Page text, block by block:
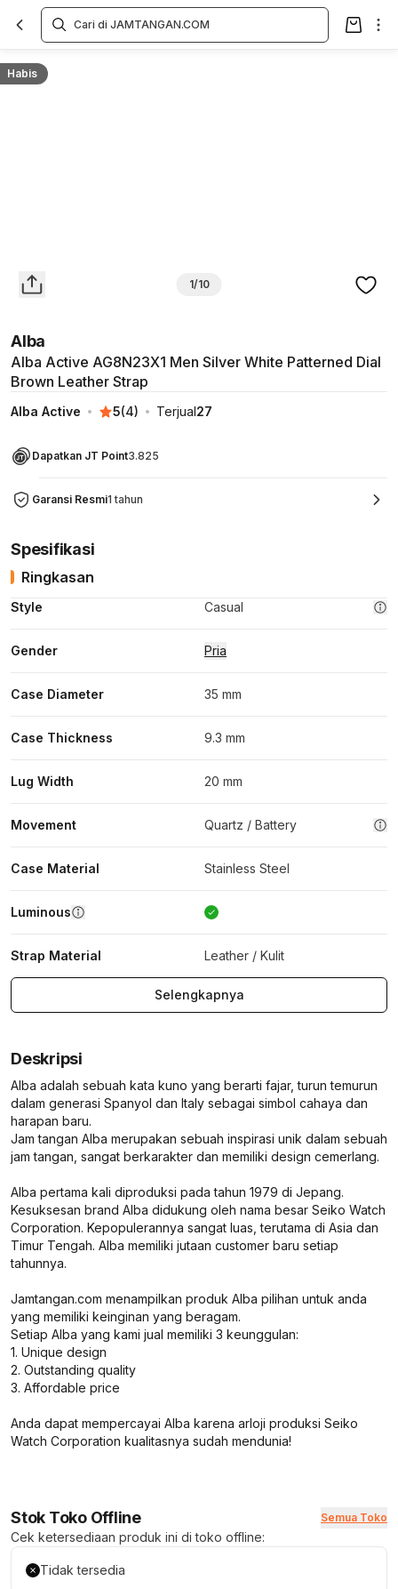
Habis
1/10
Alba
Alba Active AG8N23X1 Men Silver White Patterned Dial
Brown Leather Strap
Alba Active 5(4) Terjual27
Dapatkan JT Point3.825
Garansi Resmi1 tahun
Overview
Spesifikasi
Ringkasan
Style Casual
Gender Pria
Case Diameter 35 mm
Case Thickness 9.3 mm
Lug Width 20 mm
Movement Quartz / Battery
Case Material Stainless Steel
Luminous
Strap Material Leather / Kulit
Selengkapnya
Deskripsi
Alba adalah sebuah kata kuno yang berarti fajar, turun temurun
dalam generasi Spanyol dan Italy sebagai simbol cahaya dan
harapan baru.
Jam tangan Alba merupakan sebuah inspirasi unik dalam sebuah
jam tangan, sangat berkarakter dan memiliki design cemerlang.
Alba pertama kali diproduksi pada tahun 1979 di Jepang.
Kesuksesan brand Alba didukung oleh nama besar Seiko Watch
Corporation. Kepopulerannya sangat luas, terutama di Asia dan
Timur Tengah. Alba memiliki jutaan customer baru setiap
tahunnya.
Jamtangan.com menampilkan produk Alba pilihan untuk anda
yang memiliki keinginan yang beragam.
Setiap Alba yang kami jual memiliki 3 keunggulan:
1. Unique design
2. Outstanding quality
3. Affordable price
Anda dapat mempercayai Alba karena arloji produksi Seiko
Watch Corporation kualitasnya sudah mendunia!
Stok Toko Offline Semua Toko
Cek ketersediaan produk ini di toko offline:
Tidak tersedia